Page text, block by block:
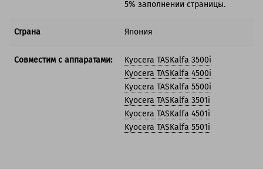
5% заполнении страницы.
Страна Япония
Совместим с аппаратами:
Kyocera TASKalfa 3500i
Kyocera TASKalfa 4500i
Kyocera TASKalfa 5500i
Kyocera TASKalfa 3501i
Kyocera TASKalfa 4501i
Kyocera TASKalfa 5501i